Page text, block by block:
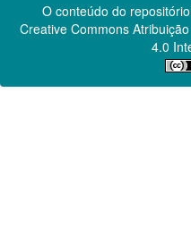
O conteúdo do
Creative CommonsAtribuição
4.0